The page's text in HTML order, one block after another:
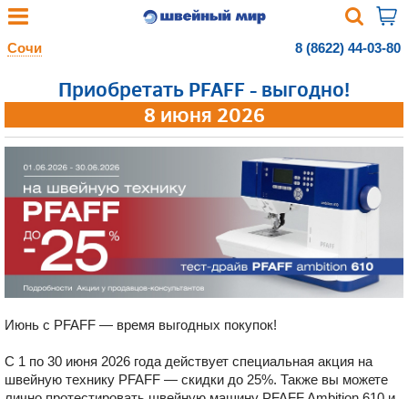
Сочи 8 (8622) 44-03-80
Приобретать PFAFF - выгодно!
8 июня 2026
Июнь с PFAFF — время выгодных покупок!
С 1 по 30 июня 2026 года действует специальная акция на
швейную технику PFAFF — скидки до 25%. Также вы можете